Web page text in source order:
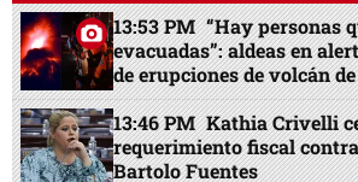
13:53 PM “Hay personas
evacuadas”: aldeas en
de erupciones de volcán
13:46 PM Kathia Crivelli
requerimiento fiscal
Bartolo Fuentes